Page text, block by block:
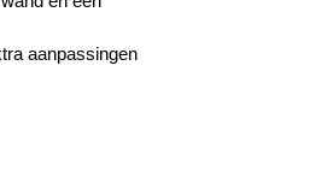
aanpassingen